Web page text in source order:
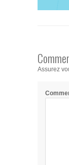
Assurez